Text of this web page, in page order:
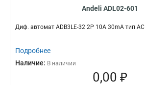
Andeli ADL02-601
Диф. автомат ADB3LE-32 2P 10A 30mA тип AC
Подробнее
Наличие: В наличии
0,00 ₽